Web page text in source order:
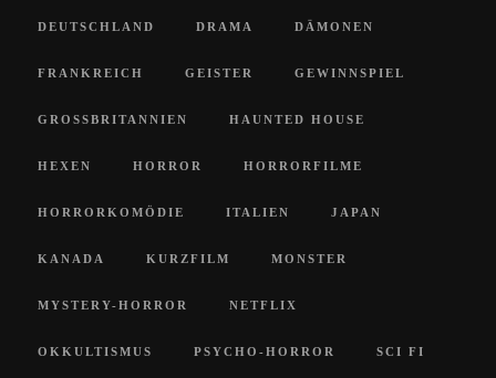
DEUTSCHLAND DRAMA DÄMONEN
FRANKREICH GEISTER GEWINNSPIEL
GROSSBRITANNIEN HAUNTED HOUSE
HEXEN HORROR HORRORFILME
HORRORKOMÖDIE ITALIEN JAPAN
KANADA KURZFILM MONSTER
MYSTERY-HORROR NETFLIX
OKKULTISMUS PSYCHO-HORROR SCI FI